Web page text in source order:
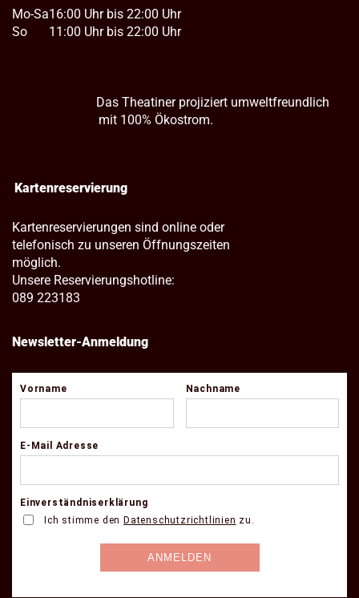
Mo-Sa
So
16:00 Uhr bis 22:00 Uhr
11:00 Uhr bis 22:00 Uhr
Das Theatiner projiziert umweltfreundlich
mit 100% Ökostrom.
Kartenreservierung
Kartenreservierungen sind online oder
telefonisch zu unseren Öffnungszeiten
möglich.
Unsere Reservierungshotline:
089 223183
Newsletter-Anmeldung